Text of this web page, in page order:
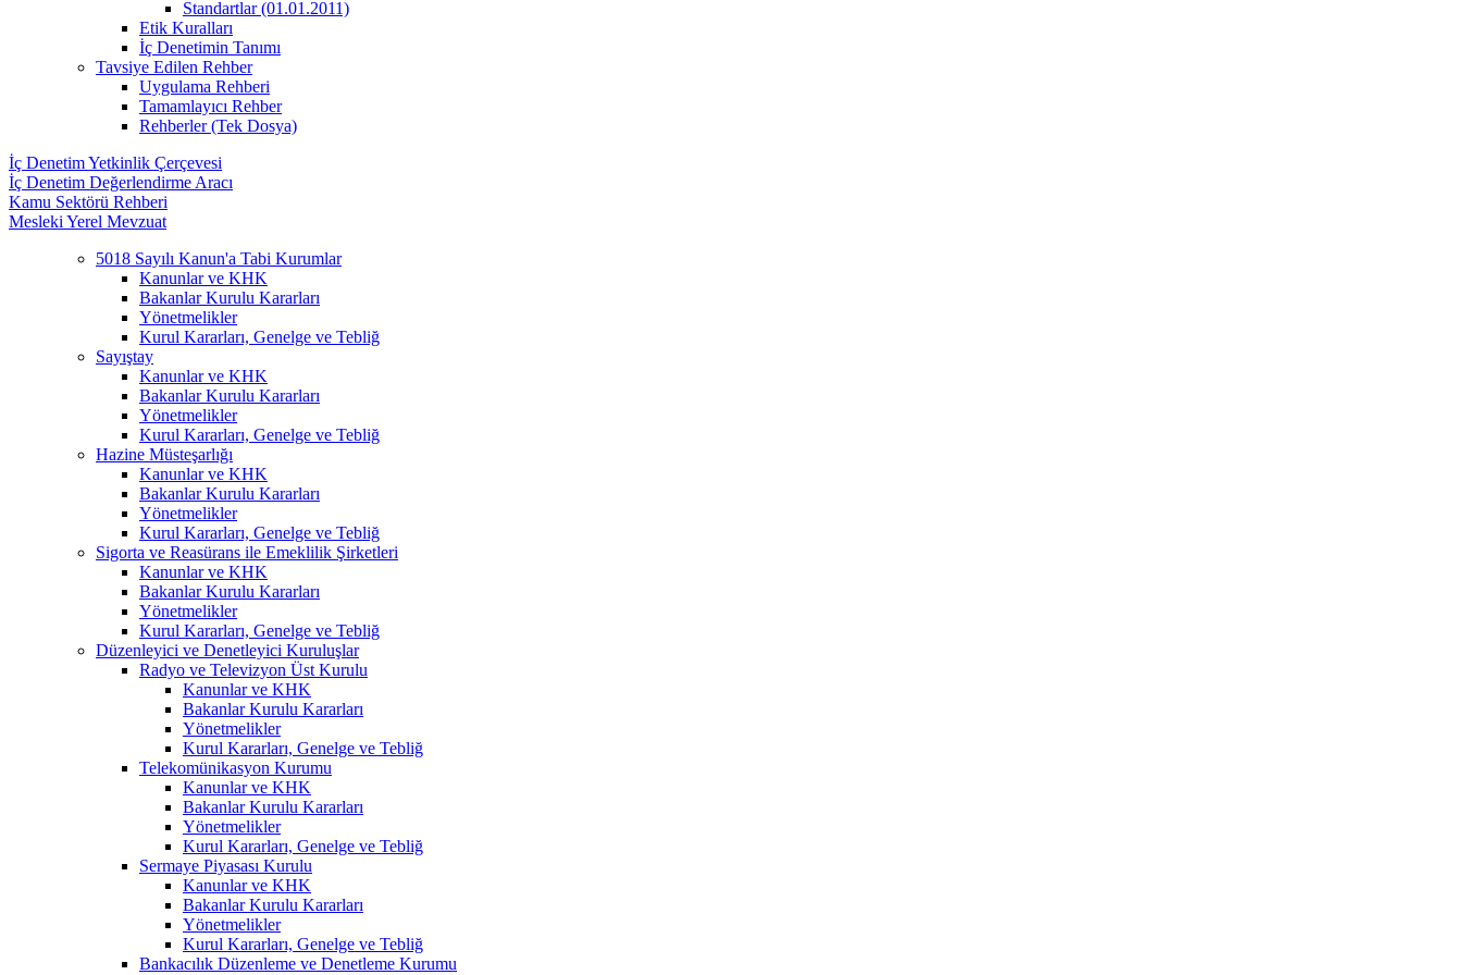
Standartlar (01.01.2011)
Etik Kuralları
İç Denetimin Tanımı
Tavsiye Edilen Rehber
Uygulama Rehberi
Tamamlayıcı Rehber
Rehberler (Tek Dosya)
İç Denetim Yetkinlik Çerçevesi
İç Denetim Değerlendirme Aracı
Kamu Sektörü Rehberi
Mesleki Yerel Mevzuat
5018 Sayılı Kanun'a Tabi Kurumlar
Kanunlar ve KHK
Bakanlar Kurulu Kararları
Yönetmelikler
Kurul Kararları, Genelge ve Tebliğ
Sayıştay
Kanunlar ve KHK
Bakanlar Kurulu Kararları
Yönetmelikler
Kurul Kararları, Genelge ve Tebliğ
Hazine Müsteşarlığı
Kanunlar ve KHK
Bakanlar Kurulu Kararları
Yönetmelikler
Kurul Kararları, Genelge ve Tebliğ
Sigorta ve Reasürans ile Emeklilik Şirketleri
Kanunlar ve KHK
Bakanlar Kurulu Kararları
Yönetmelikler
Kurul Kararları, Genelge ve Tebliğ
Düzenleyici ve Denetleyici Kuruluşlar
Radyo ve Televizyon Üst Kurulu
Kanunlar ve KHK
Bakanlar Kurulu Kararları
Yönetmelikler
Kurul Kararları, Genelge ve Tebliğ
Telekomünikasyon Kurumu
Kanunlar ve KHK
Bakanlar Kurulu Kararları
Yönetmelikler
Kurul Kararları, Genelge ve Tebliğ
Sermaye Piyasası Kurulu
Kanunlar ve KHK
Bakanlar Kurulu Kararları
Yönetmelikler
Kurul Kararları, Genelge ve Tebliğ
Bankacılık Düzenleme ve Denetleme Kurumu